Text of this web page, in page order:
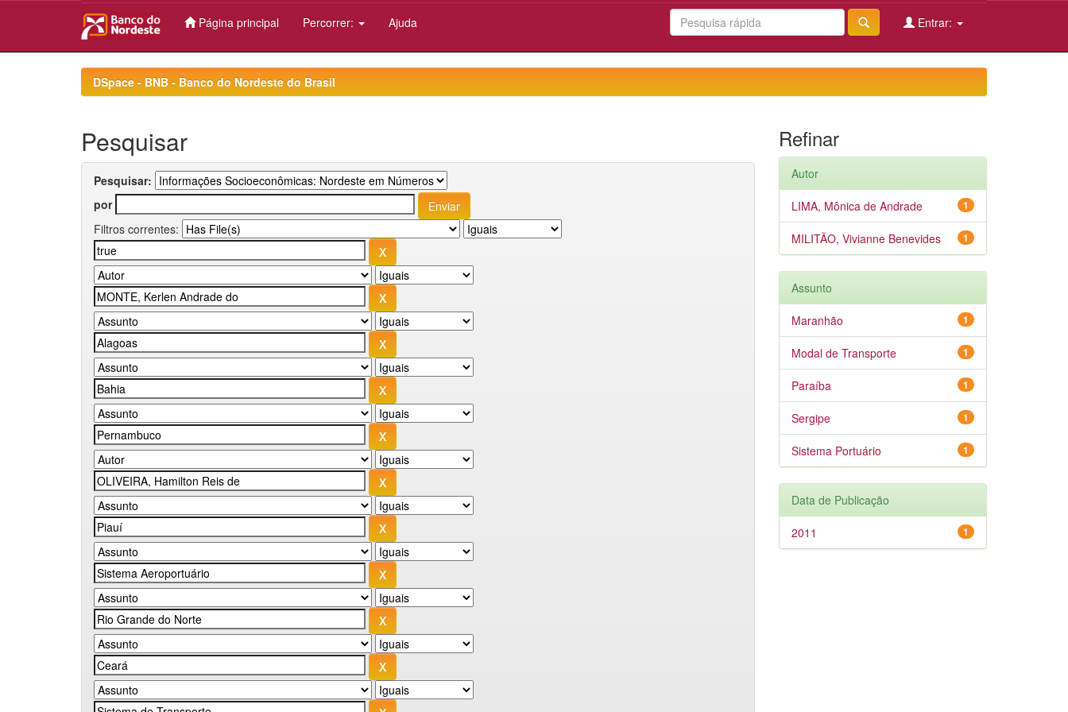
Página principal Percorrer: Ajuda Entrar:
DSpace - BNB - Banco do Nordeste do Brasil
Pesquisar
Pesquisar:
por
Filtros correntes:
Refinar
Autor
1
LIMA, Mônica de Andrade
1
MILITÃO, Vivianne Benevides
Assunto
1
Maranhão
1
Modal de Transporte
1
Paraíba
1
Sergipe
1
Sistema Portuário
Data de Publicação
1
2011